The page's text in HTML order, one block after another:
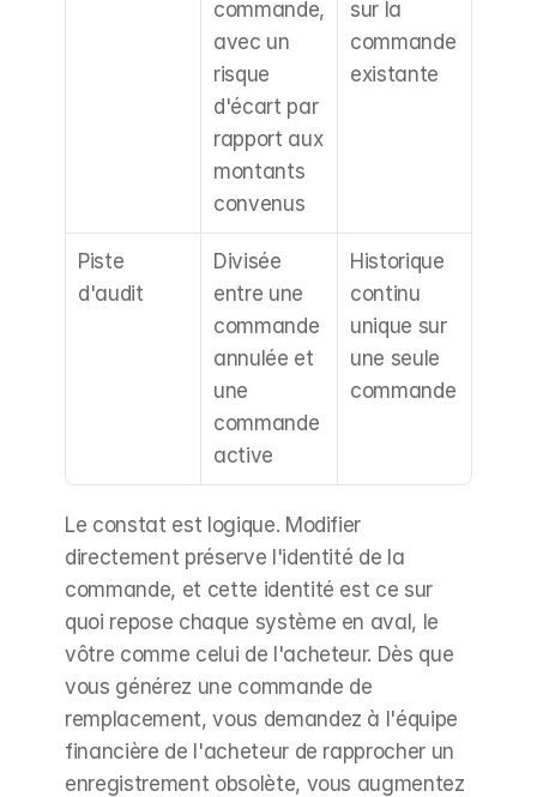
commande,
avec un
risque
d'écart par
rapport aux
montants
convenus
sur la
commande
existante
Piste
d'audit
Divisée
entre une
commande
annulée et
une
commande
active
Historique
continu
unique sur
une seule
commande
Le constat est logique. Modifier
directement préserve l'identité de la
commande, et cette identité est ce sur
quoi repose chaque système en aval, le
vôtre comme celui de l'acheteur. Dès que
vous générez une commande de
remplacement, vous demandez à l'équipe
financière de l'acheteur de rapprocher un
enregistrement obsolète, vous augmentez